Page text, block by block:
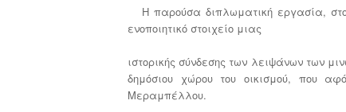
Η παρούσα διπλωματική εργασία,
ενοποιητικό στοιχείο μιας
ιστορικής σύνδεσης των λειψάνων των
δημόσιου χώρου του οικισμού, που
Μεραμπέλλου.